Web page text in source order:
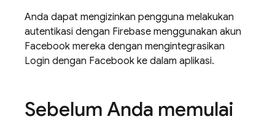
Anda dapat mengizinkan pengguna melakukan
autentikasi dengan Firebase menggunakan akun
Facebook mereka dengan mengintegrasikan
Login dengan Facebook ke dalam aplikasi.
Sebelum Anda memulai